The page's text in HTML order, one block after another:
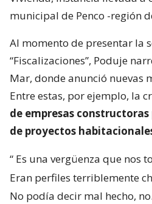
municipal de Penco -región
Al momento de presentar la
“Fiscalizaciones”, Poduje
Mar, donde anunció nuevas
Entre estas, por ejemplo, la
de empresas
de proyectos
“ Es una vergüenza que nos
Eran perfiles terriblemente
No podía decir mal hecho, no.